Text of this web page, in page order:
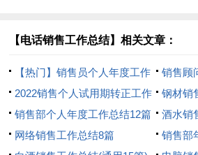
【电话销售工作总结】相关文章：
【热门】销售员个人年度工作
总结
销售顾
2022销售个人试用期转正工作
总结
钢材销
销售部个人年度工作总结12篇
酒水销
网络销售工作总结8篇
销售部